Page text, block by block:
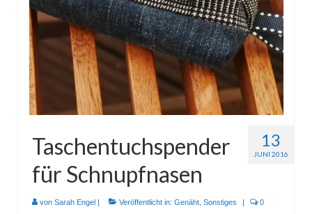
Topflappen
Winterzeit
Schals
Mützen
Stirnbänder
Specials
Genäht
13
JUNI 2016
Taschentuchspender
für Schnupfnasen
von Sarah Engel Veröffentlicht in: Genäht, Sonstiges 0